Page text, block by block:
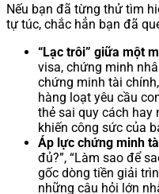
Nếu bạn đã từng thử tìm
tự túc, chắc hẳn bạn đã
“Lạc trôi” giữa một
visa, chứng minh
chứng minh tài
hàng loạt yêu cầu
thẻ sai quy cách hay
khiến công sức của
Áp lực chứng minh
đủ?”, “Làm sao để
gốc dòng tiền giải
những câu hỏi lớn